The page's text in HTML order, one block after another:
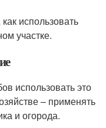
использовать
участке.
использовать это
– применять
и огорода.